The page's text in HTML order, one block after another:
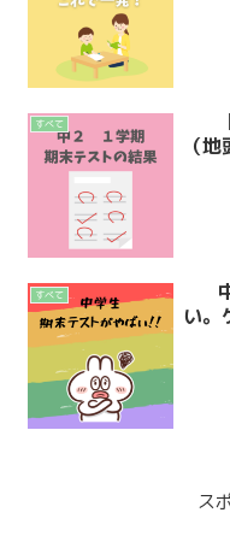
すべて
（
すべて
い。
ス